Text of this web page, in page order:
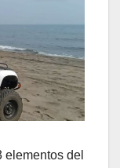
elementos del